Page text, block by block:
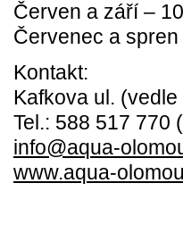
Červen a září –
Červenec a
Kontakt:
Kafkova ul.
Tel.: 588 517 770
info@aqua-
www.aqua-